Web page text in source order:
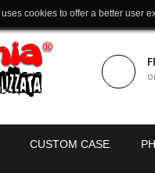
CUSTOM CASE
cookies to offer a better user